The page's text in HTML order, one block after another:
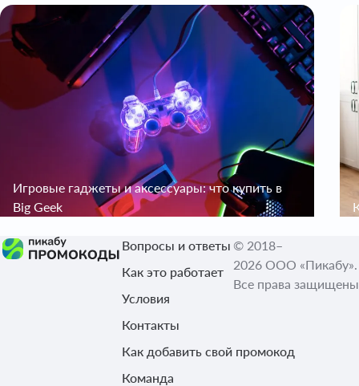
Игровые гаджеты и аксессуары: что купить в
Big Geek
Вопросы и ответы
Как это работает
Условия
Контакты
Как добавить свой промокод
Команда
© 2018–
2026 ООО «Пикабу».
Все права защищены